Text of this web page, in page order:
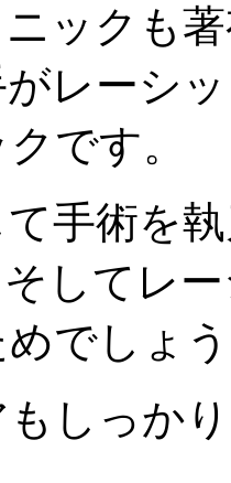
ックも
レーシ
です。
手術を
してレ
でしょ
しっか